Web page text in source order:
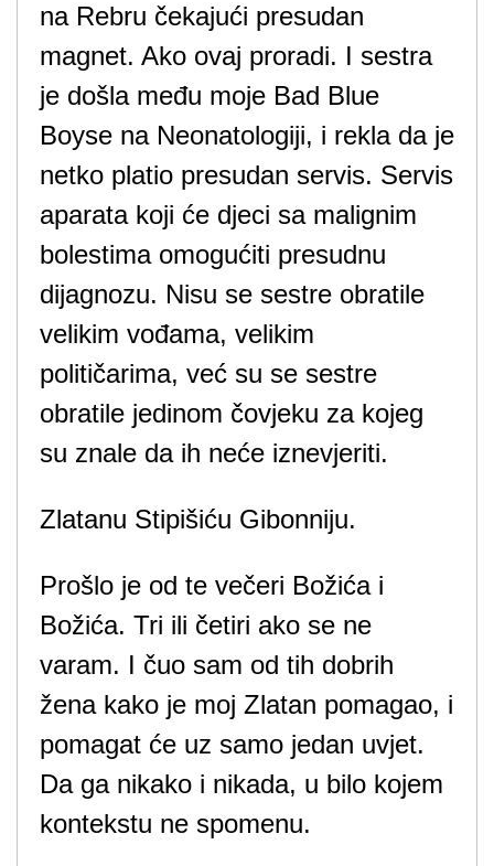
na Rebru čekajući presudan
magnet. Ako ovaj proradi. I sestra
je došla među moje Bad Blue
Boyse na Neonatologiji, i rekla da je
netko platio presudan servis. Servis
aparata koji će djeci sa malignim
bolestima omogućiti presudnu
dijagnozu. Nisu se sestre obratile
velikim vođama, velikim
političarima, već su se sestre
obratile jedinom čovjeku za kojeg
su znale da ih neće iznevjeriti.
Zlatanu Stipišiću Gibonniju.
Prošlo je od te večeri Božića i
Božića. Tri ili četiri ako se ne
varam. I čuo sam od tih dobrih
žena kako je moj Zlatan pomagao, i
pomagat će uz samo jedan uvjet.
Da ga nikako i nikada, u bilo kojem
kontekstu ne spomenu.